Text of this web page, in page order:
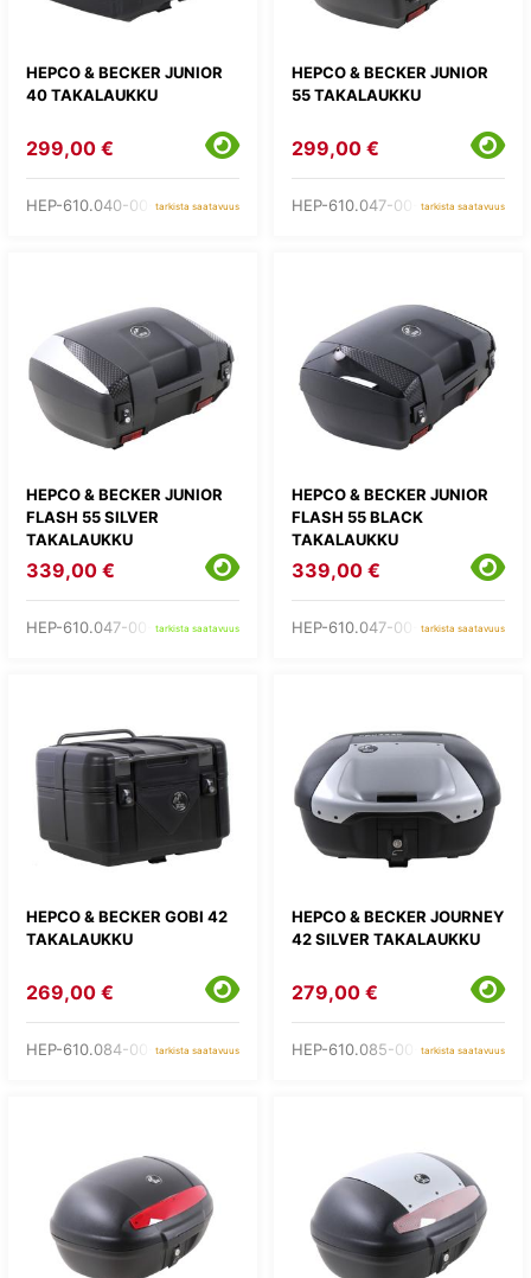
HEPCO & BECKER JUNIOR
40 TAKALAUKKU
299,00 €
HEP-610.040-00-01tarkista saatavuus
HEPCO & BECKER JUNIOR
55 TAKALAUKKU
299,00 €
HEP-610.047-00-01tarkista saatavuus
HEPCO & BECKER JUNIOR
FLASH 55 SILVER
TAKALAUKKU
339,00 €
HEP-610.047-00-09tarkista saatavuus
HEPCO & BECKER JUNIOR
FLASH 55 BLACK
TAKALAUKKU
339,00 €
HEP-610.047-00-11tarkista saatavuus
HEPCO & BECKER GOBI 42
TAKALAUKKU
269,00 €
HEP-610.084-00-01tarkista saatavuus
HEPCO & BECKER JOURNEY
42 SILVER TAKALAUKKU
279,00 €
HEP-610.085-00-01tarkista saatavuus